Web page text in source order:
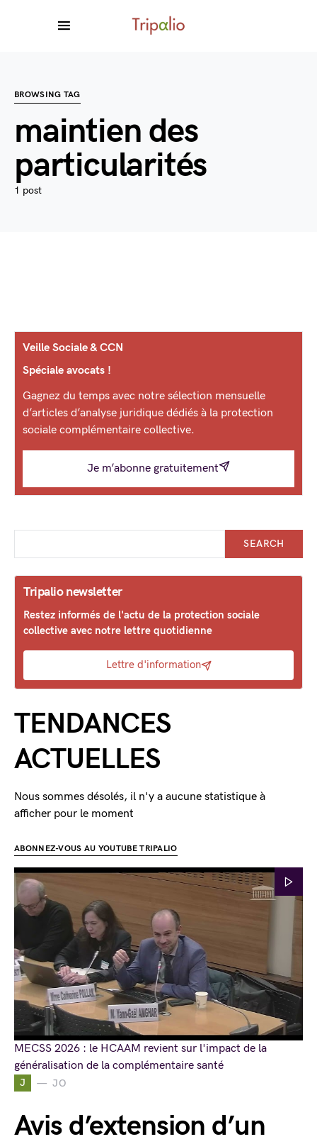
BROWSING TAG
maintien des
particularités
1 post
J JO
Avis d’extension d’un
Veille Sociale & CCN
Spéciale avocats !
Gagnez du temps avec notre sélection mensuelle
d’articles d’analyse juridique dédiés à la protection
sociale complémentaire collective.
Je m’abonne gratuitement
SEARCH
Tripalio newsletter
Restez informés de l'actu de la protection sociale
collective avec notre lettre quotidienne
Lettre d'information
TENDANCES
ACTUELLES
Nous sommes désolés, il n'y a aucune statistique à
afficher pour le moment
ABONNEZ-VOUS AU YOUTUBE TRIPALIO
MECSS 2026 : le HCAAM revient sur l'impact de la
généralisation de la complémentaire santé